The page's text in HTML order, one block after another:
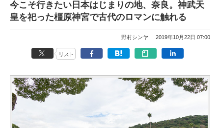
今こそ行きたい日本はじまりの地、奈良。神武天
皇を祀った橿原神宮で古代のロマンに触れる
野村シンヤ 2019年10月22日 07:00
リスト